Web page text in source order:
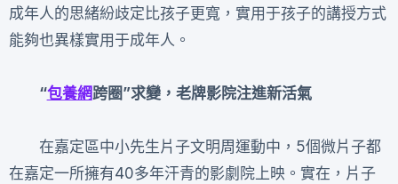
成年人的思緒紛歧定比孩子更寬，實用于孩子的講授方式
能夠也異樣實用于成年人。
“包養網跨圈”求變，老牌影院注進新活氣
在嘉定區中小先生片子文明周運動中，5個微片子都
在嘉定一所擁有40多年汗青的影劇院上映。實在，片子